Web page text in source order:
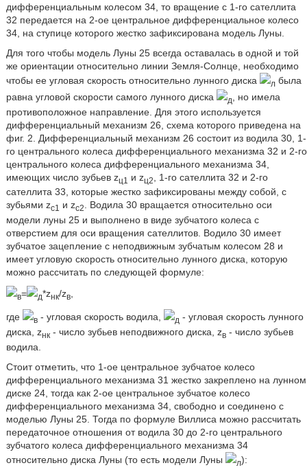
дифференциальным колесом 34, то вращение с 1-го сателлита
32 передается на 2-ое центральное дифференциальное колесо
34, на ступице которого жестко зафиксирована модель Луны.
Для того чтобы модель Луны 25 всегда оставалась в одной и той
же ориентации относительно линии Земля-Солнце, необходимо
чтобы ее угловая скорость относительно лунного диска
лбыла
равна угловой скорости самого лунного диска
д
, но имела
противоположное направление. Для этого используется
дифференциальный механизм 26, схема которого приведена на
фиг. 2. Дифференциальный механизм 26 состоит из водила 30, 1-
го центрального колеса дифференциального механизма 32 и 2-го
центрального колеса дифференциального механизма 34,
имеющих число зубьев zц1 и zц2
, 1-го сателлита 32 и 2-го
сателлита 33, которые жестко зафиксированы между собой, с
зубьями zc1 и zc2. Водила 30 вращается относительно оси
модели луны 25 и выполнено в виде зубчатого колеса с
отверстием для оси вращения сателлитов. Водило 30 имеет
зубчатое зацепление с неподвижным зубчатым колесом 28 и
имеет угловую скорость относительно лунного диска, которую
можно рассчитать по следующей формуле:
в= д*zнк/zв,
где в- угловая скорость водила, д - угловая скорость лунного
диска, zнк- число зубьев неподвижного диска, zв- число зубьев
водила.
Стоит отметить, что 1-ое центральное зубчатое колесо
дифференциального механизма 31 жестко закреплено на лунном
диске 24, тогда как 2-ое центральное зубчатое колесо
дифференциального механизма 34, свободно и соединено с
моделью Луны 25. Тогда по формуле Виллиса можно рассчитать
передаточное отношения от водила 30 до 2-го центрального
зубчатого колеса дифференциального механизма 34
относительно диска Луны (то есть модели Луны
л):